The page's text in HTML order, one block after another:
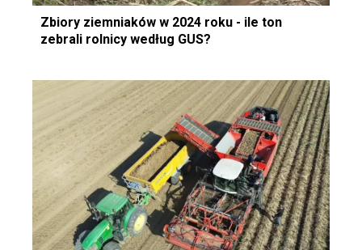
Zbiory ziemniaków w 2024 roku - ile ton
zebrali rolnicy według GUS?